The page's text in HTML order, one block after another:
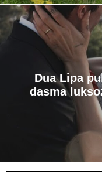
Dua Lipa
dasma